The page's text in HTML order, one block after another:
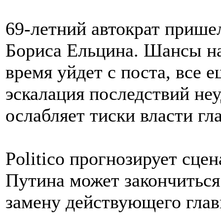
69-летний автократ
Бориса Ельцина. Шансы
время уйдет с поста, все
эскалация последствий
ослабляет тиски власти
Politico прогнозирует
Путина может
замену действующего